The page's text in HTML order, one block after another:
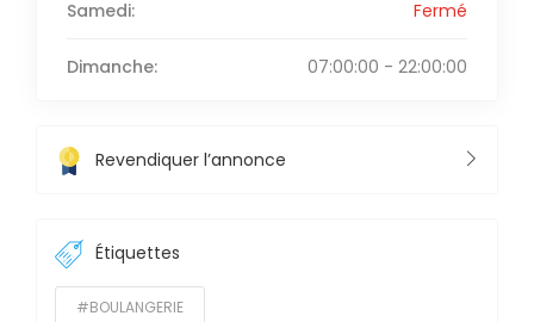
Samedi: Fermé
Dimanche: 07:00:00 - 22:00:00
Revendiquer l’annonce
Étiquettes
#BOULANGERIE